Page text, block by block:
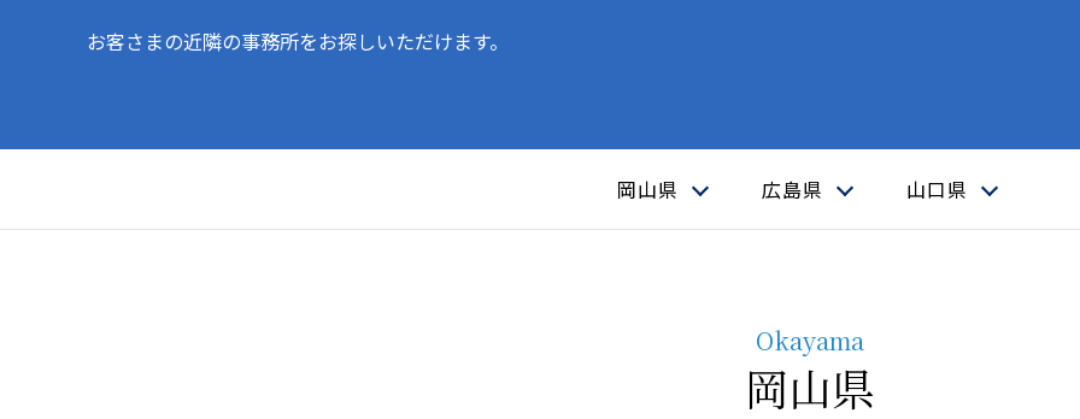
お客さまの近隣の事務所をお探しいただけます。
岡山県 広島県 山口県
Okayama
岡山県